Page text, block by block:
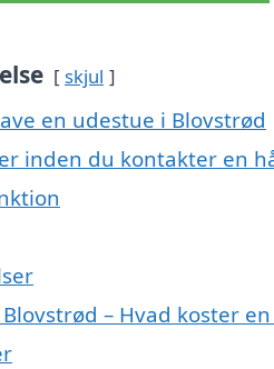
skjul
en udestue i Blovstrød
inden du kontakter en
– Hvad koster